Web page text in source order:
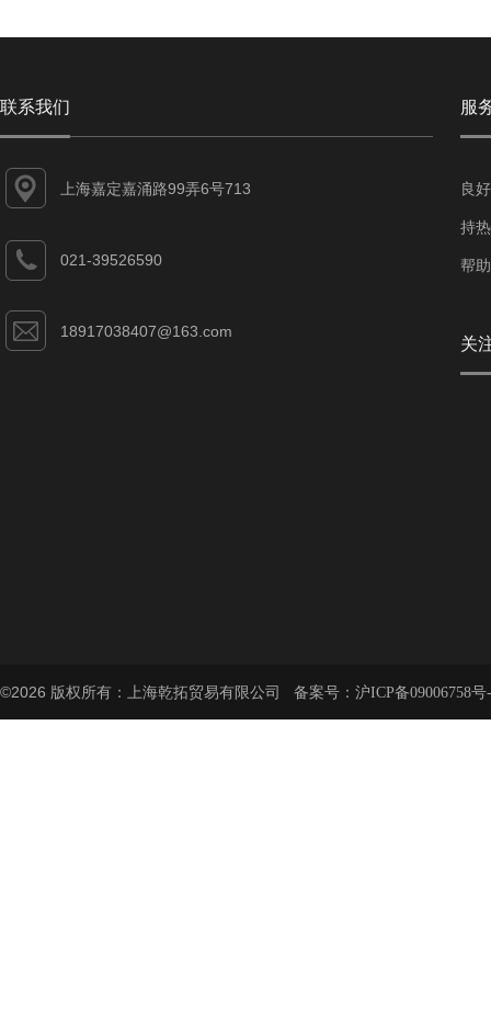
联系我们
上海嘉定嘉涌路99弄6号713
021-39526590
18917038407@163.com
服
良
持
帮
关
©2026 版权所有：上海乾拓贸易有限公司 备案号： 沪ICP备09006758号